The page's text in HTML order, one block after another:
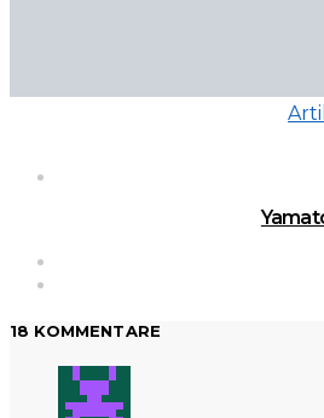
18 KOMMENTARE